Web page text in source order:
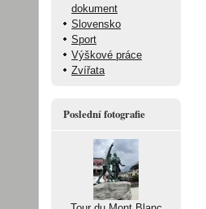
dokument
Slovensko
Sport
Výškové práce
Zvířata
Poslední fotografie